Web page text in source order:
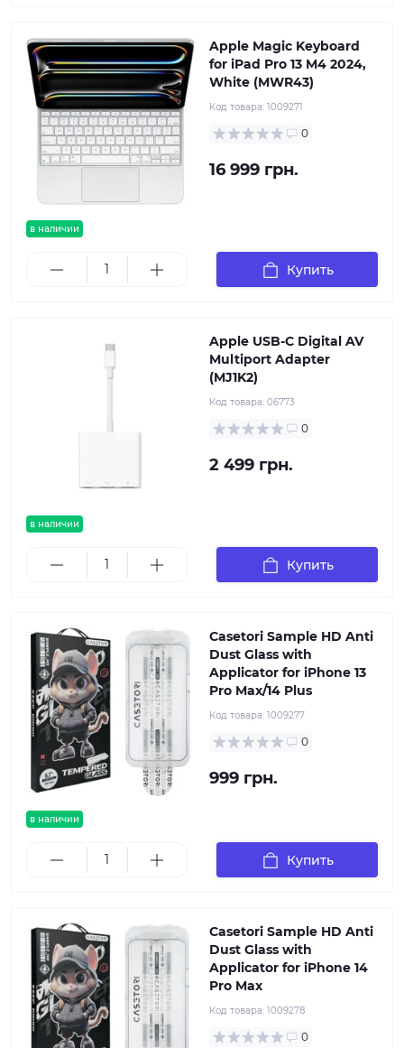
в наличии
Apple Magic Keyboard
for iPad Pro 13 M4 2024,
White (MWR43)
Код товара: 1009271
0
16 999 грн.
Купить
в наличии
Apple USB-C Digital AV
Multiport Adapter
(MJ1K2)
Код товара: 06773
0
2 499 грн.
Купить
в наличии
Casetori Sample HD Anti
Dust Glass with
Applicator for iPhone 13
Pro Max/14 Plus
Код товара: 1009277
0
999 грн.
Купить
Casetori Sample HD Anti
Dust Glass with
Applicator for iPhone 14
Pro Max
Код товара: 1009278
0